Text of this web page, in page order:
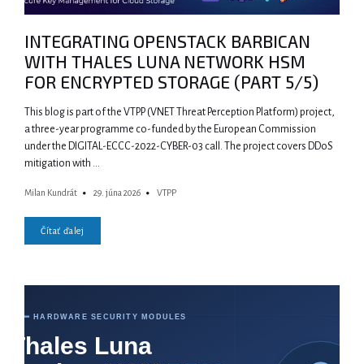
INTEGRATING OPENSTACK BARBICAN
WITH THALES LUNA NETWORK HSM
FOR ENCRYPTED STORAGE (PART 5/5)
This blog is part of the VTPP (VNET Threat Perception Platform) project,
a three-year programme co-funded by the European Commission
under the DIGITAL-ECCC-2022-CYBER-03 call. The project covers DDoS
mitigation with …
Milan Kundrát 29. júna 2026 VTPP
Čítať ďalej